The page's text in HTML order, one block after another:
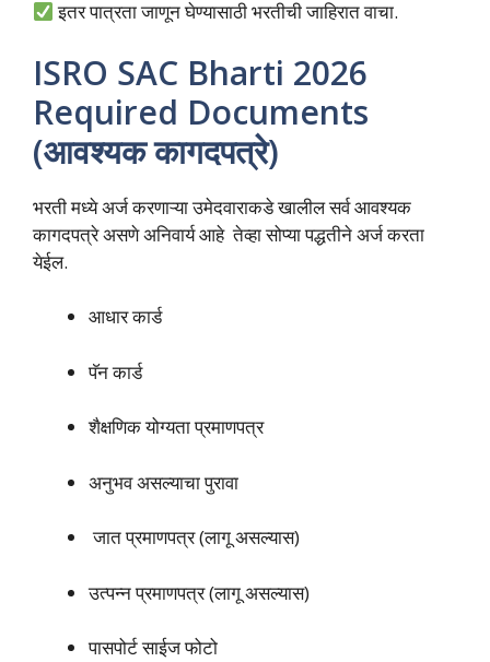
इतर पात्रता जाणून घेण्यासाठी भरतीची जाहिरात वाचा.
ISRO SAC Bharti 2026
Required Documents
(आवश्यक कागदपत्रे)
भरती मध्ये अर्ज करणाऱ्या उमेदवाराकडे खालील सर्व आवश्यक
कागदपत्रे असणे अनिवार्य आहे तेव्हा सोप्या पद्धतीने अर्ज करता
येईल.
आधार कार्ड
पॅन कार्ड
शैक्षणिक योग्यता प्रमाणपत्र
अनुभव असल्याचा पुरावा
जात प्रमाणपत्र (लागू असल्यास)
उत्पन्न प्रमाणपत्र (लागू असल्यास)
पासपोर्ट साईज फोटो